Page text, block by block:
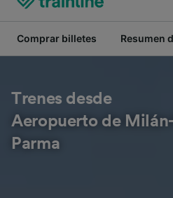
Comprar billetes Resumen
Trenes desde
Aeropuerto de
Parma